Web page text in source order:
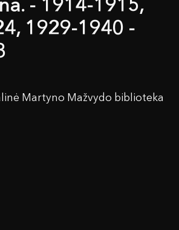
- 1914-1915,
1929-1940 -
Martyno Mažvydo biblioteka